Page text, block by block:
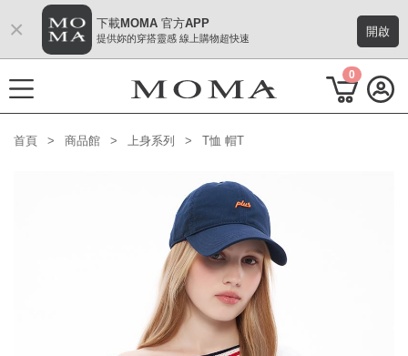
M Plus AW 形象 與時間共存
× 下載MOMA 官方APP
提供妳的穿搭靈感 線上購物超快速 開啟
0
首頁 商品館 上身系列 T恤 帽T